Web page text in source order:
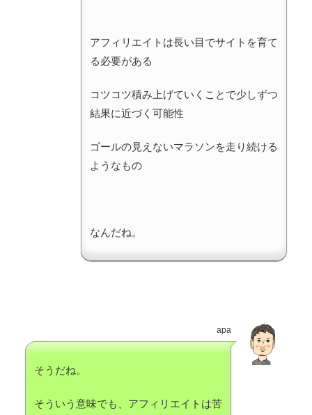
アフィリエイトは長い目でサイトを育て
る必要がある
コツコツ積み上げていくことで少しずつ
結果に近づく可能性
ゴールの見えないマラソンを走り続ける
ようなもの
なんだね。
apa
そうだね。
そういう意味でも、アフィリエイトは苦